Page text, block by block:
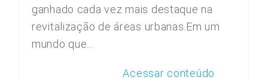
ganhado cada vez mais destaque na
revitalização de áreas urbanas.Em um
mundo que...
Acessar conteúdo